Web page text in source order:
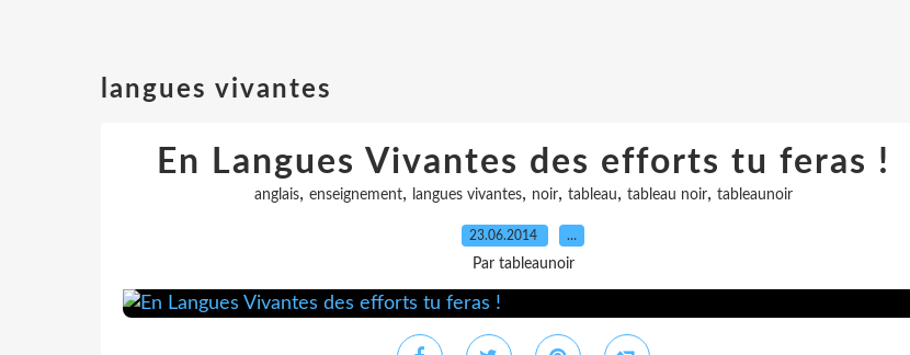
langues vivantes
En Langues Vivantes des efforts tu feras !
anglais, enseignement, langues vivantes, noir, tableau, tableau noir, tableaunoir
23.06.2014 …
Par tableaunoir